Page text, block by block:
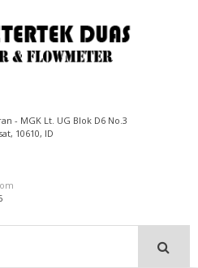
- MGK Lt. UG Blok D6 No.3
10610, ID